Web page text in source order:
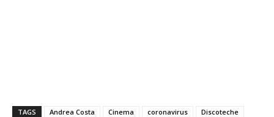
TAGS Andrea Costa Cinema coronavirus
Discoteche